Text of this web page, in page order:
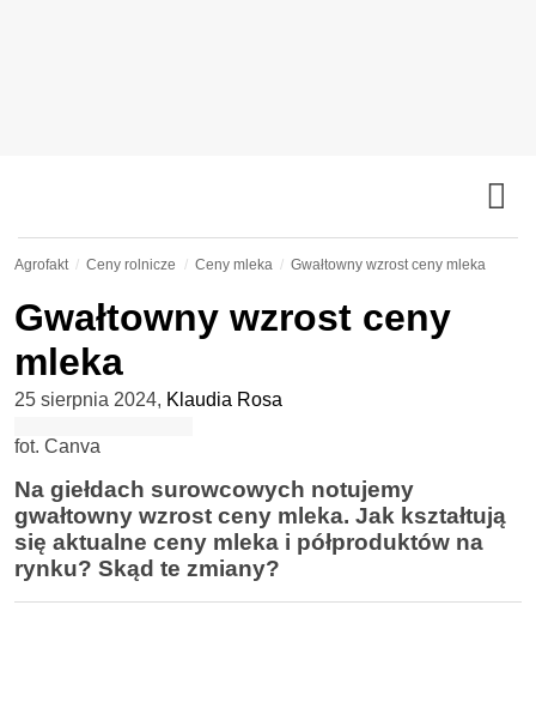
Agrofakt Ceny rolnicze Ceny mleka Gwałtowny wzrost ceny mleka
Gwałtowny wzrost ceny
mleka
25 sierpnia 2024, Klaudia Rosa
fot. Canva
Na giełdach surowcowych notujemy
gwałtowny wzrost ceny mleka. Jak kształtują
się aktualne ceny mleka i półproduktów na
rynku? Skąd te zmiany?